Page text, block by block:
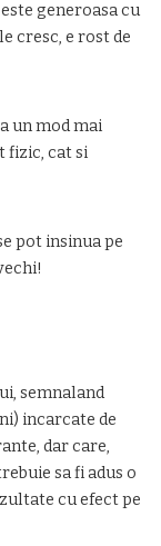
generoasa cu
cresc, e rost de
un mod mai
fizic, cat si
pot insinua pe
semnaland
incarcate de
dar care,
sa fi adus o
cu efect pe